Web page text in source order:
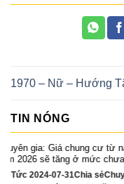
1970 – Nữ – Hướng
TIN NÓNG
1